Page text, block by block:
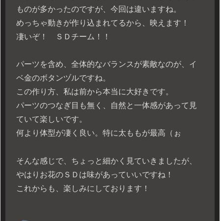
ものが多かったのですが、今回は違いますね。
めっちゃ動きが作り込まれてるから、映えます！
凄いぞ！ ＳＤチーム！！
パーツを含め、全体的なバランスが素敵なのが、イ
ベ金のボタンヅルですね。
この作り方、私は前から本当に大好きです。
パーツのつなぎ目も無く、自然と一体感があって見
ていて楽しいです。
何より体型が凄く良い。特に太ももが最高（ぉ
そんな感じで、ちょっと細かく見ていきましたが、
やはりお花のＳＤは味があっていいですね！
これからも、楽しみにしております！